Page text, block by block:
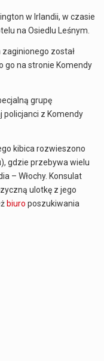
w Irlandii, w czasie
na Osiedlu Leśnym.
został
go na stronie Komendy
grupę
policjanci z Komendy
kibica rozwieszono
gdzie przebywa wielu
– Włochy. Konsulat
ulotkę z jego
biuro poszukiwania